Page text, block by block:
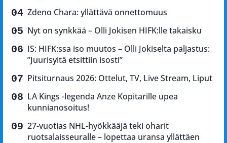
Zdeno Chara: yllättävä onnettomuus
Nyt on synkkää – Olli Jokisen HIFK:lle takaisku
IS: HIFK:ssa iso muutos – Olli Jokiselta paljastus:
”Juurisyitä etsittiin isosti”
Pitsiturnaus 2026: Ottelut, TV, Live Stream, Liput
LA Kings -legenda Anze Kopitarille upea
kunnianosoitus!
27-vuotias NHL-hyökkääjä teki oharit
ruotsalaisseuralle – lopettaa uransa yllättäen